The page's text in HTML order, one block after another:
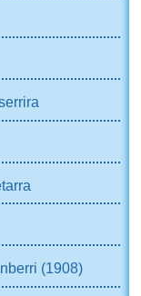
(1908)